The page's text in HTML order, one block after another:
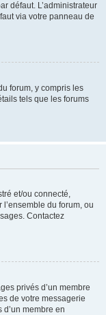
défaut. L’administrateur
via votre panneau de
forum, y compris les
tels que les forums
et/ou connecté,
du forum, ou
Contactez
privés d’un membre
de votre messagerie
membre en